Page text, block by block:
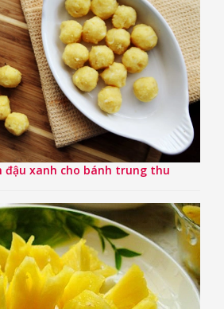
đậu xanh cho bánh trung thu